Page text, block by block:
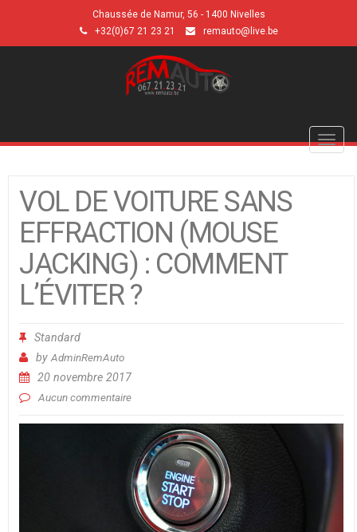
Chaussée de Namur, 56 - 1400 Nivelles
+32(0)67 21 23 21
remauto@live.be
VOL DE VOITURE SANS
EFFRACTION (MOUSE
JACKING) : COMMENT
L’ÉVITER ?
Standard
by AdminRemAuto
20 novembre 2017
Aucun commentaire